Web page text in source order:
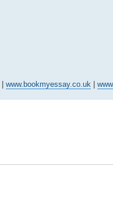
| www.bookmyessay.co.uk |